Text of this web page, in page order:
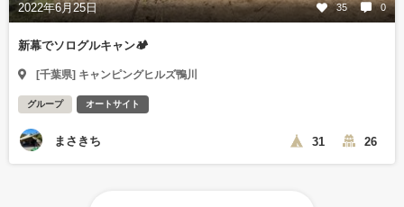
2022年6月25日 35 0
新幕でソログルキャン🏕
[千葉県] キャンピングヒルズ鴨川
グループ オートサイト
まさきち 31 26